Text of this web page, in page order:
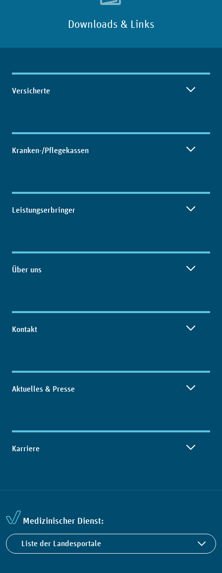
Downloads & Links
Inhaltsübersicht
Versicherte
Kranken-/Pflegekassen
Leistungserbringer
Über uns
Kontakt
Aktuelles & Presse
Karriere
Medizinischer Dienst:
Liste der Landesportale